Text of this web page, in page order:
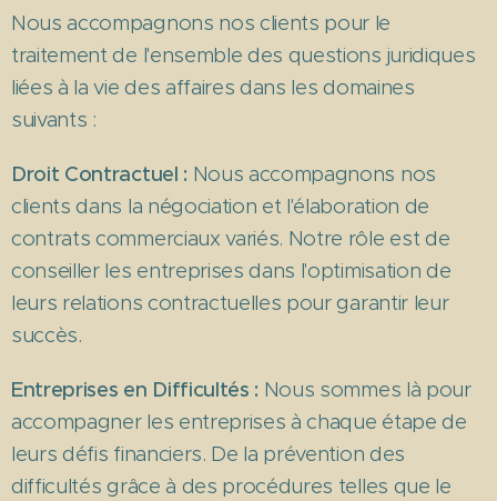
Nous accompagnons nos clients pour le
traitement de l'ensemble des questions juridiques
liées à la vie des affaires dans les domaines
suivants :
Droit Contractuel : Nous accompagnons nos
clients dans la négociation et l'élaboration de
contrats commerciaux variés. Notre rôle est de
conseiller les entreprises dans l'optimisation de
leurs relations contractuelles pour garantir leur
succès.
Entreprises en Difficultés : Nous sommes là pour
accompagner les entreprises à chaque étape de
leurs défis financiers. De la prévention des
difficultés grâce à des procédures telles que le